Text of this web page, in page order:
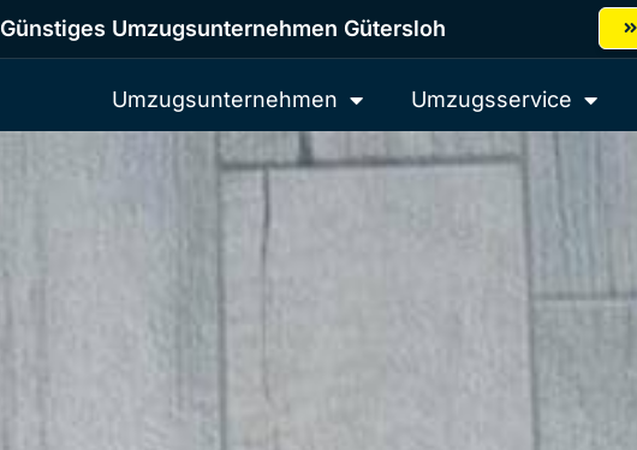
Günstiges Umzugsunternehmen Gütersloh
Umzugsunternehmen Umzugsservice